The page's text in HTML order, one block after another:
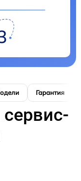
Гарантия